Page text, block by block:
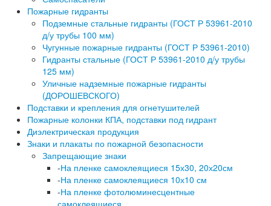
Пожарные гидранты
Подземные стальные гидранты (ГОСТ Р 53961-2010
д/у трубы 100 мм)
Чугунные пожарные гидранты (ГОСТ Р 53961-2010)
Гидранты стальные (ГОСТ Р 53961-2010 д/у трубы
125 мм)
Уличные надземные пожарные гидранты
(ДОРОШЕВСКОГО)
Подставки и крепления для огнетушителей
Пожарные колонки КПА, подставки под гидрант
Диэлектрическая продукция
Знаки и плакаты по пожарной безопасности
Запрещающие знаки
-На пленке самоклеящиеся 15х30, 20х20см
-На пленке самоклеящиеся 10х10 см
-На пленке фотолюминесцентные
самоклеящиеся